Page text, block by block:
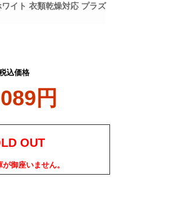
イト 衣類乾燥対応 プラズ
込価格
円
OUT
御座いません。